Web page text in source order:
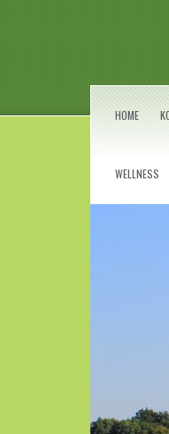
HOME
WELLNESS